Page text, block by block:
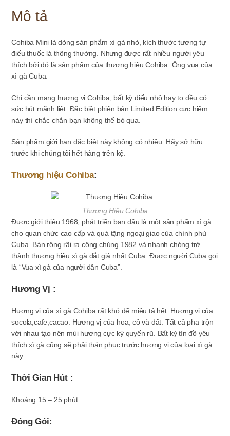
Mô tả
Cohiba Mini là dòng sản phẩm xì gà nhỏ, kích thước tương tự
điếu thuốc lá thông thường. Nhưng được rất nhiều người yêu
thích bởi đó là sản phẩm của thương hiệu Cohiba. Ông vua của
xì gà Cuba.
Chỉ cần mang hương vị Cohiba, bất kỳ điếu nhỏ hay to đều có
sức hút mãnh liệt. Đặc biệt phiên bản Limited Edition cực hiếm
này thì chắc chắn bạn không thể bỏ qua.
Sản phẩm giới hạn đặc biệt này không có nhiều. Hãy sở hữu
trước khi chúng tôi hết hàng trên kệ.
Thương hiệu Cohiba:
Thương Hiệu Cohiba
Được giới thiệu 1968, phát triển ban đầu là một sản phẩm xì gà
cho quan chức cao cấp và quà tặng ngoại giao của chính phủ
Cuba. Bán rộng rãi ra công chúng 1982 và nhanh chóng trở
thành thượng hiệu xì gà đắt giá nhất Cuba. Được người Cuba gọi
là “Vua xì gà của người dân Cuba”.
Hương Vị :
Hương vị của xì gà Cohiba rất khó để miêu tả hết. Hương vị của
socola,cafe,cacao. Hương vị của hoa, cỏ và đất. Tất cả pha trộn
với nhau tạo nên mùi hương cực kỳ quyến rũ. Bất kỳ tín đồ yêu
thích xì gà cũng sẽ phải thán phục trước hương vị của loại xì gà
này.
Thời Gian Hút :
Khoảng 15 – 25 phút
Đóng Gói: